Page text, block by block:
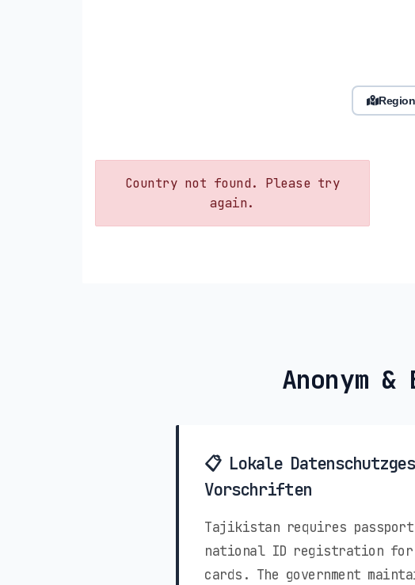
Country not found. Please try
again.
Anonym
📋 Lokale
Vorschriften
Tajikistan requires
national ID registration
cards. The government